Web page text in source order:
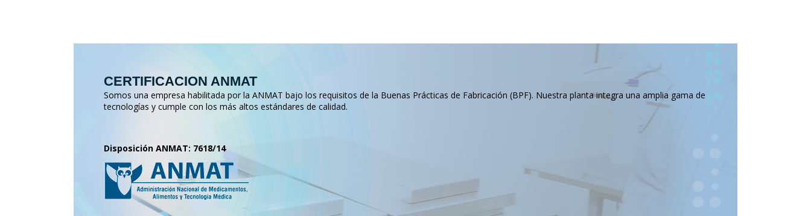
CERTIFICACION ANMAT
Somos una empresa habilitada por la ANMAT bajo los requisitos de la Buenas Prácticas de Fabricación (BPF). Nuestra planta integra una amplia gama de
tecnologías y cumple con los más altos estándares de calidad.
Disposición ANMAT: 7618/14